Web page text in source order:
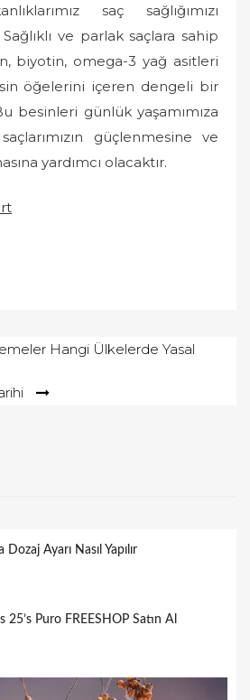
saç sağlığımızı
ve parlak saçlara sahip
biyotin, omega-3 yağ asitleri
öğelerini içeren dengeli bir
besinleri günlük yaşamımıza
güçlenmesine ve
yardımcı olacaktır.
Hangi Ülkelerde Yasal
Ayarı Nasıl Yapılır
Puro FREESHOP Satın Al